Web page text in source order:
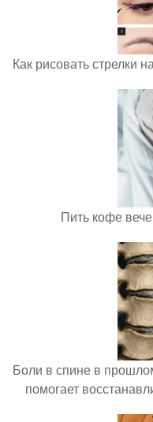
Как рисовать стрелки
Пить кофе
Боли в спине в
помогает